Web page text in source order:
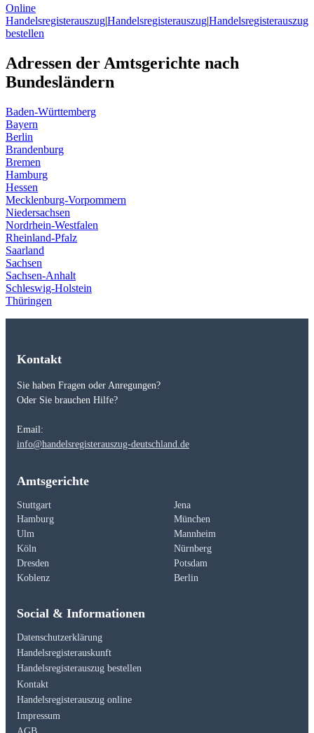
Online
Handelsregisterauszug|Handelsregisterauszug|Handelsregisterauszug
bestellen
Adressen der Amtsgerichte nach
Bundesländern
Baden-Württemberg
Bayern
Berlin
Brandenburg
Bremen
Hamburg
Hessen
Mecklenburg-Vorpommern
Niedersachsen
Nordrhein-Westfalen
Rheinland-Pfalz
Saarland
Sachsen
Sachsen-Anhalt
Schleswig-Holstein
Thüringen
Kontakt
Sie haben Fragen oder Anregungen?
Oder Sie brauchen Hilfe?
Email:
info@handelsregisterauszug-deutschland.de
Amtsgerichte
Stuttgart
Jena
Hamburg
München
Ulm
Mannheim
Köln
Nürnberg
Dresden
Potsdam
Koblenz
Berlin
Social & Informationen
Datenschutzerklärung
Handelsregisterauskunft
Handelsregisterauszug bestellen
Kontakt
Handelsregisterauszug online
Impressum